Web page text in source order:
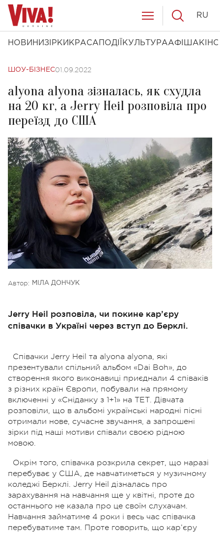
НОВИНИ ЗІРКИ КРАСА ПОДІЇ КУЛЬТУРААФІША КІНО
RU
ШОУ-БІЗНЕС01.09.2022
alyona alyona зізналась, як схудла
на 20 кг, а Jerry Heil розповіла про
переїзд до США
Автор: МІЛА ДОНЧУК
Jerry Heil розповіла, чи покине кар’єру
співачки в Україні через вступ до Берклі.
Співачки Jerry Heil та alyona alyona, які
презентували спільний альбом «Dai Boh», до
створення якого виконавиці приєднали 4 співаків
з різних країн Європи, побували на прямому
включенні у «Сніданку з 1+1» на ТЕТ. Дівчата
розповіли, що в альбомі українські народні пісні
отримали нове, сучасне звучання, а запрошені
зірки під наші мотиви співали своєю рідною
мовою.
Окрім того, співачка розкрила секрет, що наразі
перебуває у США, де навчатиметься у музичному
коледжі Берклі. Jerry Heil дізналась про
зарахування на навчання ще у квітні, проте до
останнього не казала про це своїм слухачам.
Навчання займатиме 4 роки і весь час співачка
перебуватиме там. Проте говорить, що кар’єру